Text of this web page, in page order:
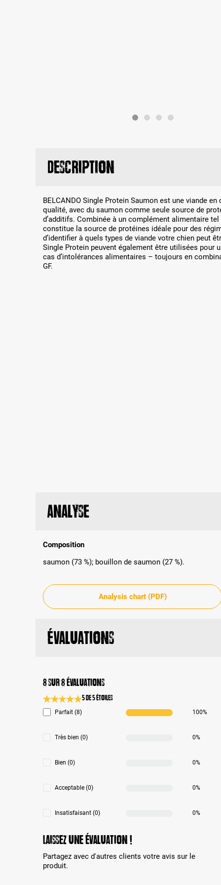
Description
BELCANDO Single Protein Saumon est une viande
qualité, avec du saumon comme seule source de
d’additifs. Combinée à un complément alimentaire tel
constitue la source de protéines idéale pour des
d’identifier à quels types de viande votre chien peut
Single Protein peuvent également être utilisées pour
cas d’intolérances alimentaires – toujours en
GF.
Analyse
Composition
saumon (73 %); bouillon de saumon (27 %).
Analysis chart (PDF)
Évaluations
8 sur 8 évaluations
Note moyenne de 5 sur 5 étoiles
5 de 5 Étoiles
Parfait (8) 100%
Très bien (0) 0%
Bien (0) 0%
Acceptable (0) 0%
Insatisfaisant (0) 0%
Laissez une évaluation !
Partagez avec d'autres clients votre avis sur le
produit.